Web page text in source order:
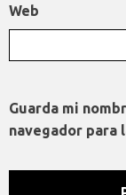
Web
Guarda mi
navegador para